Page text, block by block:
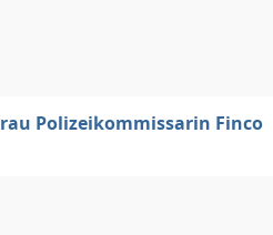
Polizeikommissarin Finco